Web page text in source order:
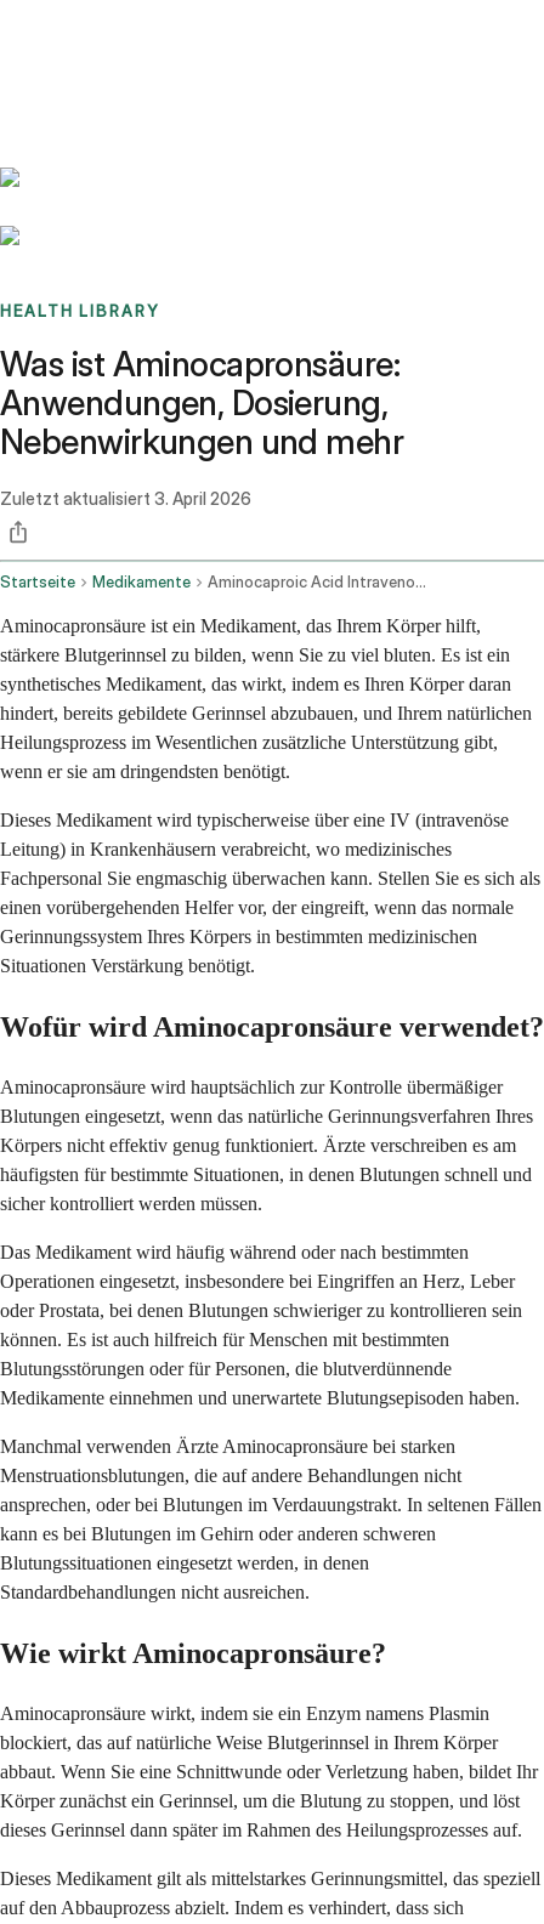
HEALTH LIBRARY
Was ist Aminocapronsäure:
Anwendungen, Dosierung,
Nebenwirkungen und mehr
Zuletzt aktualisiert 3. April 2026
Startseite Medikamente Aminocaproic Acid Intravenous Route
Aminocapronsäure ist ein Medikament, das Ihrem Körper hilft,
stärkere Blutgerinnsel zu bilden, wenn Sie zu viel bluten. Es ist ein
synthetisches Medikament, das wirkt, indem es Ihren Körper daran
hindert, bereits gebildete Gerinnsel abzubauen, und Ihrem natürlichen
Heilungsprozess im Wesentlichen zusätzliche Unterstützung gibt,
wenn er sie am dringendsten benötigt.
Dieses Medikament wird typischerweise über eine IV (intravenöse
Leitung) in Krankenhäusern verabreicht, wo medizinisches
Fachpersonal Sie engmaschig überwachen kann. Stellen Sie es sich als
einen vorübergehenden Helfer vor, der eingreift, wenn das normale
Gerinnungssystem Ihres Körpers in bestimmten medizinischen
Situationen Verstärkung benötigt.
Wofür wird Aminocapronsäure verwendet?
Aminocapronsäure wird hauptsächlich zur Kontrolle übermäßiger
Blutungen eingesetzt, wenn das natürliche Gerinnungsverfahren Ihres
Körpers nicht effektiv genug funktioniert. Ärzte verschreiben es am
häufigsten für bestimmte Situationen, in denen Blutungen schnell und
sicher kontrolliert werden müssen.
Das Medikament wird häufig während oder nach bestimmten
Operationen eingesetzt, insbesondere bei Eingriffen an Herz, Leber
oder Prostata, bei denen Blutungen schwieriger zu kontrollieren sein
können. Es ist auch hilfreich für Menschen mit bestimmten
Blutungsstörungen oder für Personen, die blutverdünnende
Medikamente einnehmen und unerwartete Blutungsepisoden haben.
Manchmal verwenden Ärzte Aminocapronsäure bei starken
Menstruationsblutungen, die auf andere Behandlungen nicht
ansprechen, oder bei Blutungen im Verdauungstrakt. In seltenen Fällen
kann es bei Blutungen im Gehirn oder anderen schweren
Blutungssituationen eingesetzt werden, in denen
Standardbehandlungen nicht ausreichen.
Wie wirkt Aminocapronsäure?
Aminocapronsäure wirkt, indem sie ein Enzym namens Plasmin
blockiert, das auf natürliche Weise Blutgerinnsel in Ihrem Körper
abbaut. Wenn Sie eine Schnittwunde oder Verletzung haben, bildet Ihr
Körper zunächst ein Gerinnsel, um die Blutung zu stoppen, und löst
dieses Gerinnsel dann später im Rahmen des Heilungsprozesses auf.
Dieses Medikament gilt als mittelstarkes Gerinnungsmittel, das speziell
auf den Abbauprozess abzielt. Indem es verhindert, dass sich